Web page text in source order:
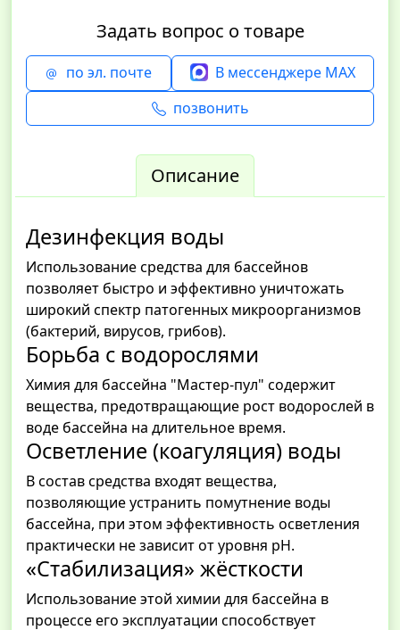
Задать вопрос о товаре
по эл. почте
В мессенджере MAX
позвонить
Описание
Дезинфекция воды
Использование средства для бассейнов
позволяет быстро и эффективно уничтожать
широкий спектр патогенных микроорганизмов
(бактерий, вирусов, грибов).
Борьба с водорослями
Химия для бассейна "Мастер-пул" содержит
вещества, предотвращающие рост водорослей в
воде бассейна на длительное время.
Осветление (коагуляция) воды
В состав средства входят вещества,
позволяющие устранить помутнение воды
бассейна, при этом эффективность осветления
практически не зависит от уровня рН.
«Стабилизация» жёсткости
Использование этой химии для бассейна в
процессе его эксплуатации способствует